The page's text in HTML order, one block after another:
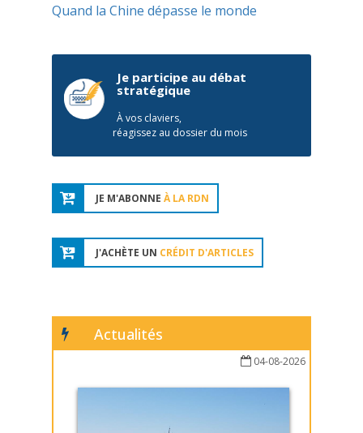
Quand la Chine dépasse le monde
Je participe au débat
stratégique
À vos claviers,
réagissez au dossier du mois
JE M'ABONNE À LA RDN
J'ACHÈTE UN CRÉDIT D'ARTICLES
Actualités
04-08-2026